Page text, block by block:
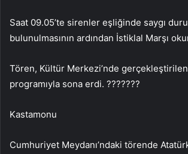
Saat 09.05’te sirenler eşliğinde saygı
bulunulmasının ardından İstiklal Marşı
Tören, Kültür Merkezi’nde
programıyla sona erdi. ???????
Kastamonu
Cumhuriyet Meydanı’ndaki törende